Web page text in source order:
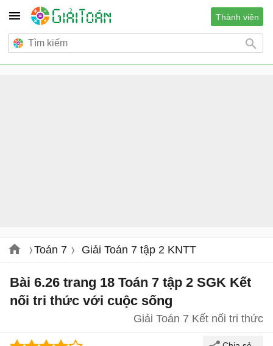
Thành viên
Toán 7 Giải Toán 7 tập 2 KNTT
Bài 6.26 trang 18 Toán 7 tập 2 SGK Kết
nối tri thức với cuộc sống
Giải Toán 7 Kết nối tri thức